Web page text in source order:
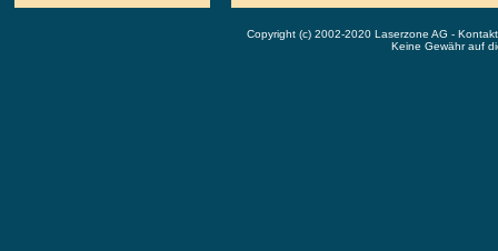
Copyright (c) 2002-2020 Laserzone AG -
Keine Gewähr auf